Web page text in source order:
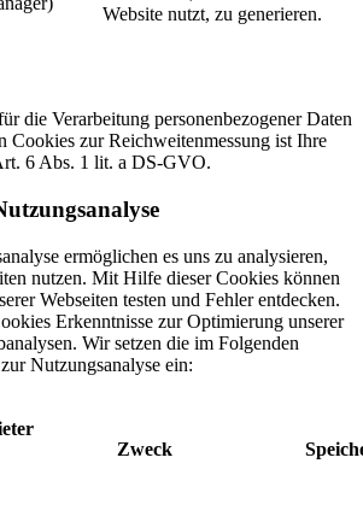
Website nutzt, zu generieren.
die Verarbeitung personenbezogener Daten
Cookies zur Reichweitenmessung ist Ihre
6 Abs. 1 lit. a DS-GVO.
ermöglichen es uns zu analysieren,
nutzen. Mit Hilfe dieser Cookies können
Webseiten testen und Fehler entdecken.
Erkenntnisse zur Optimierung unserer
Wir setzen die im Folgenden
Nutzungsanalyse ein:
Zweck